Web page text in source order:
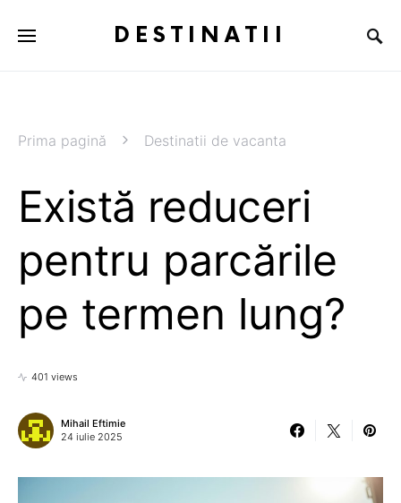
DESTINATII
Prima pagină Destinatii de vacanta
Există reduceri
pentru parcările
pe termen lung?
401 views
Mihail Eftimie
24 iulie 2025